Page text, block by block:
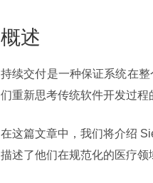
概述
持续交付是一种保证系统在
们重新思考传统软件开发过程
在这篇文章中，我们将介绍
描述了他们在规范化的医疗领